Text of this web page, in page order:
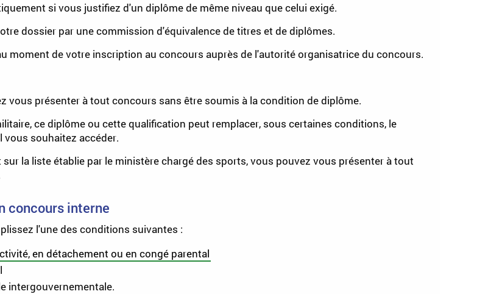
si vous justifiez d'un diplôme de même niveau que celui exigé.
dossier par une commission d'équivalence de titres et de diplômes.
moment de votre inscription au concours auprès de l'autorité organisatrice du concours.
vous présenter à tout concours sans être soumis à la condition de diplôme.
ce diplôme ou cette qualification peut remplacer, sous certaines conditions, le
souhaitez accéder.
la liste établie par le ministère chargé des sports, vous pouvez vous présenter à tout
concours interne
l'une des conditions suivantes :
en détachement ou en congé parental
intergouvernementale.